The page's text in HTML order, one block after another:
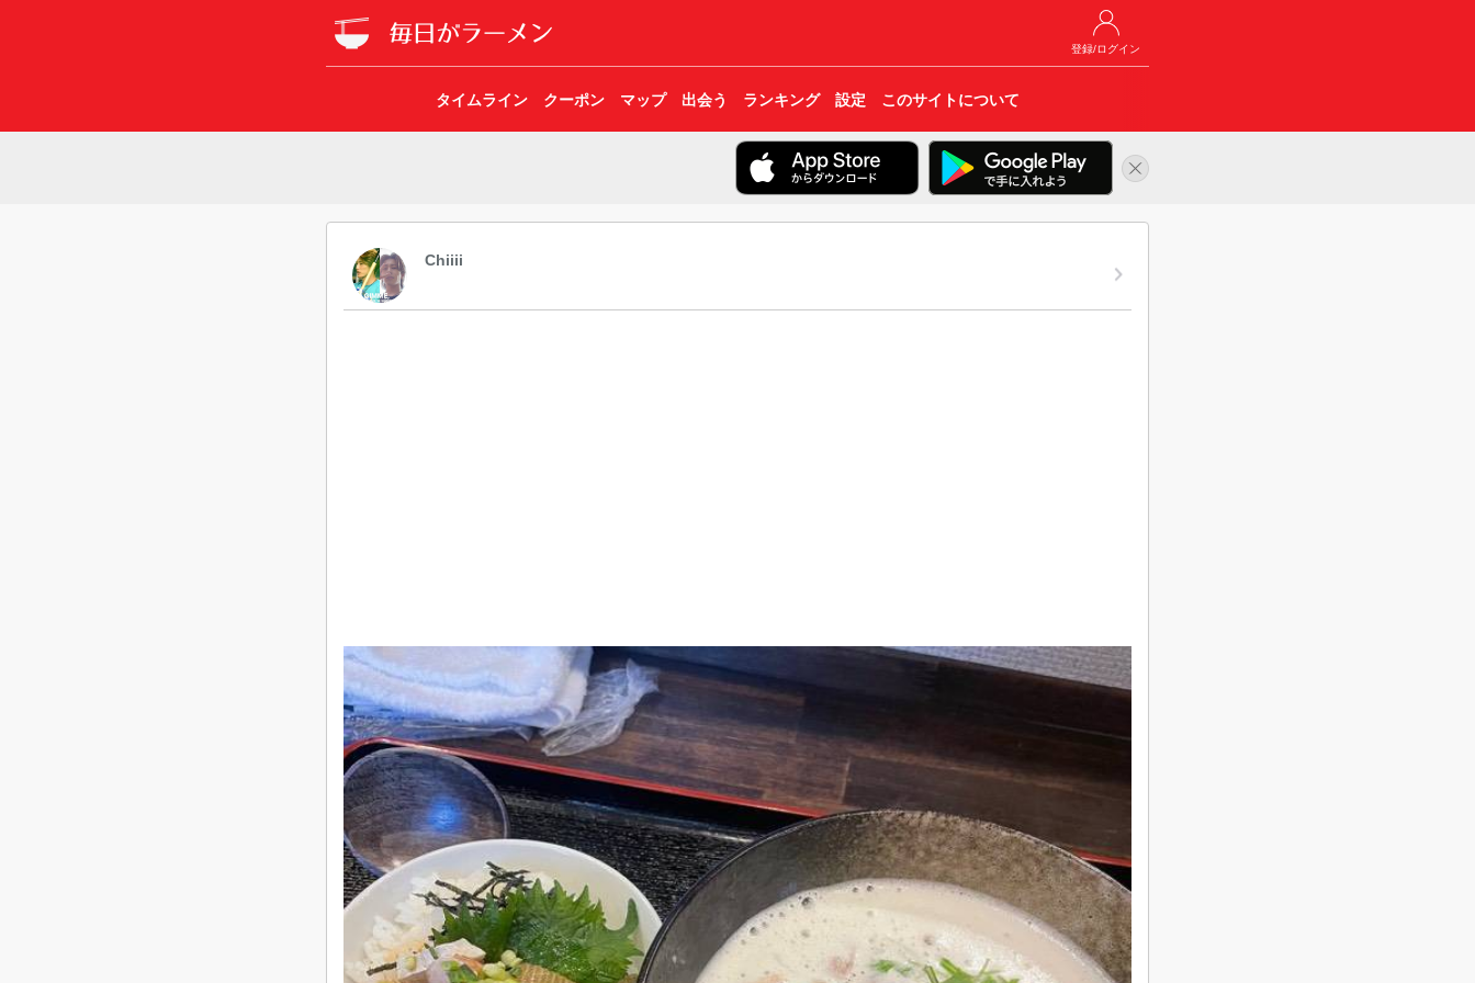
登録/ログイン
タイムライン クーポン マップ 出会う ランキング 設定 このサイトについて
Chiiii